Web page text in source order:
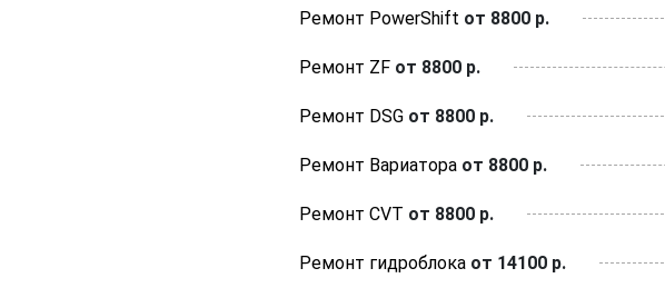
Ремонт PowerShift от 8800 р.
Ремонт ZF от 8800 р.
Ремонт DSG от 8800 р.
Ремонт Вариатора от 8800 р.
Ремонт CVT от 8800 р.
Ремонт гидроблока от 14100 р.